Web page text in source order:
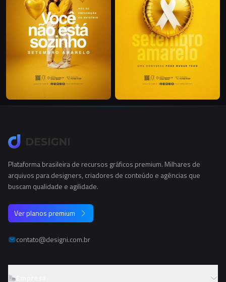
Plataforma brasileira de recursos gráficos premium. Milhares de
arquivos para designers, criadores de conteúdo e agências que
buscam qualidade e agilidade.
Ver planos premium
contato@designi.com.br